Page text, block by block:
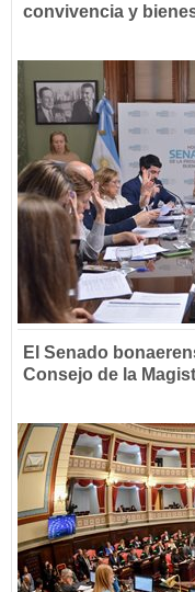
convivencia y
El Senado
Consejo de la